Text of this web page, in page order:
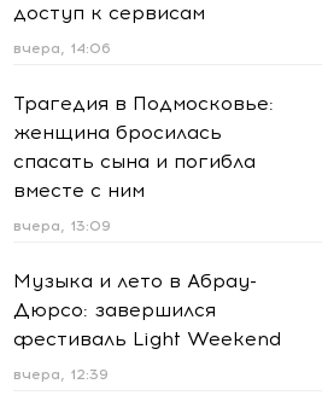
доступ к сервисам
вчера, 14:06
Трагедия в Подмосковье:
женщина бросилась
спасать сына и погибла
вместе с ним
вчера, 13:09
Музыка и лето в Абрау-
Дюрсо: завершился
фестиваль Light Weekend
вчера, 12:39